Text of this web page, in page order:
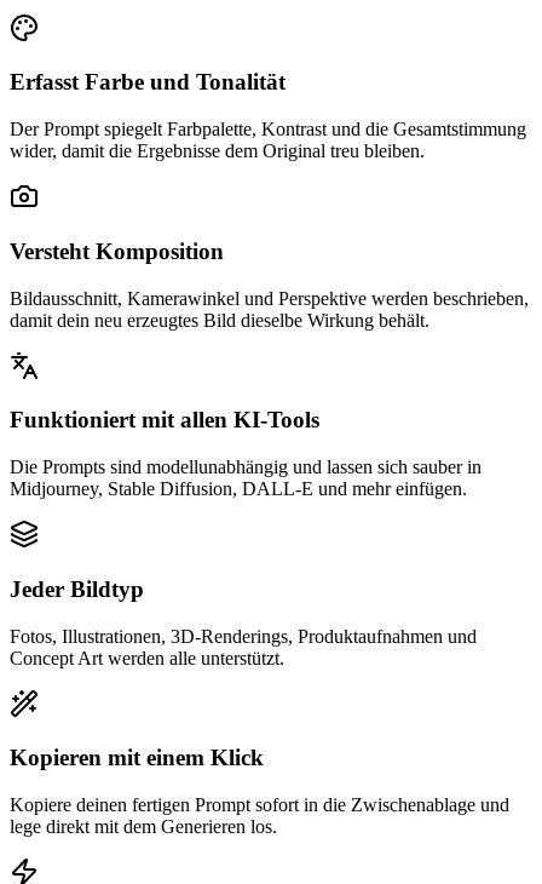
Erfasst Farbe und Tonalität
Der Prompt spiegelt Farbpalette, Kontrast und die Gesamtstimmung
wider, damit die Ergebnisse dem Original treu bleiben.
Versteht Komposition
Bildausschnitt, Kamerawinkel und Perspektive werden beschrieben,
damit dein neu erzeugtes Bild dieselbe Wirkung behält.
Funktioniert mit allen KI-Tools
Die Prompts sind modellunabhängig und lassen sich sauber in
Midjourney, Stable Diffusion, DALL-E und mehr einfügen.
Jeder Bildtyp
Fotos, Illustrationen, 3D-Renderings, Produktaufnahmen und
Concept Art werden alle unterstützt.
Kopieren mit einem Klick
Kopiere deinen fertigen Prompt sofort in die Zwischenablage und
lege direkt mit dem Generieren los.